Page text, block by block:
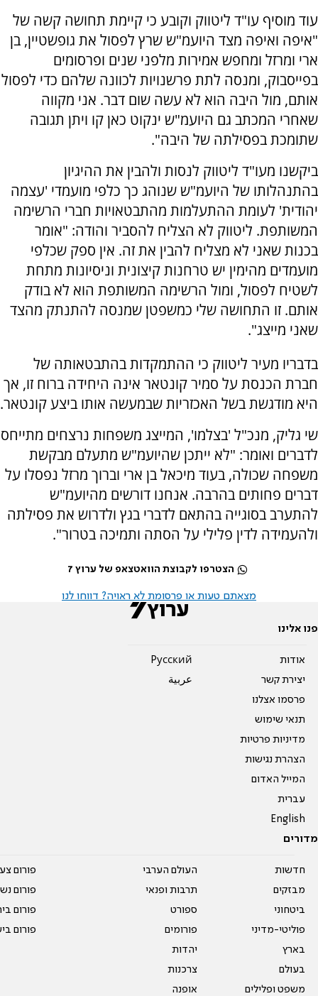
עוד מוסיף עו"ד ליטווק וקובע כי קיימת תחושה קשה של
"איפה ואיפה מצד היועמ"ש שרץ לפסול את גופשטיין, בן
ארי ומרזל ומחפש אמירות מלפני שנים ופרסומים
בפייסבוק, ומנסה לתת פרשנויות לכוונה שלהם כדי לפסול
אותם, מול היבה הוא לא עשה שום דבר. אני מקווה
שאחרי המכתב גם היועמ"ש ינקוט כאן קו ויתן תגובה
שתומכת בפסילתה של היבה".
ביקשנו מעו"ד ליטווק לנסות ולהבין את ההיגיון
בהתנהלותו של היועמ"ש שנוהג כך כלפי מועמדי 'עצמה
יהודית' לעומת ההתעלמות מהתבטאויות חברי הרשימה
המשותפת. ליטווק לא הצליח להסביר והודה: "אומר
בכנות שאני לא מצליח להבין את זה. אין ספק שכלפי
מועמדים מהימין יש טרחנות קיצונית וניסיונות מתחת
לשטיח לפסול, ומול הרשימה המשותפת הוא לא בודק
אותם. זו התחושה שלי כמשפטן שמנסה להתנתק מהצד
שאני מייצג".
בדבריו מעיר ליטווק כי ההתמקדות בהתבטאותה של
חברת הכנסת על סמיר קונטאר אינה היחידה ברוח זו, אך
היא מודגשת בשל האכזריות שבמעשה אותו ביצע קונטאר.
שי גליק, מנכ"ל 'בצלמו', המייצג משפחות נרצחים מתייחס
לדברים ואומר: "לא ייתכן שהיועמ"ש מתעלם מבקשת
משפחה שכולה, בעוד מיכאל בן ארי וברוך מרזל נפסלו על
דברים פחותים בהרבה. אנחנו דורשים מהיועמ"ש
להתערב בסוגייה בהתאם לדברי בגץ ולדרוש את פסילתה
ולהעמידה לדין פלילי על הסתה ותמיכה בטרור".
הצטרפו לקבוצת הוואטצאפ של ערוץ 7
מצאתם טעות או פרסומת לא ראויה? דווחו לנו
פנו אלינו
אודות
יצירת קשר
פרסמו אצלנו
תנאי שימוש
מדיניות פרטיות
הצהרת נגישות
המייל האדום
עברית
English
Pусский
عربية
מדורים
חדשות
מבזקים
ביטחוני
פוליטי-מדיני
בארץ
בעולם
משפט ופלילים
העולם הערבי
תרבות ופנאי
ספורט
פורומים
יהדות
צרכנות
אופנה
פורום
פורום
פורום
פורום